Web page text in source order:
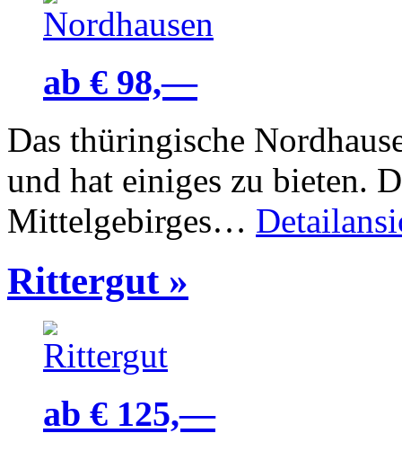
ab € 98,—
Das thüringische
und hat einiges zu bieten.
Mittelgebirges…
Rittergut »
ab € 125,—